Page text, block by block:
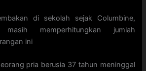
di sekolah sejak Columbine,
memperhitungkan jumlah
ini
pria berusia 37 tahun meninggal